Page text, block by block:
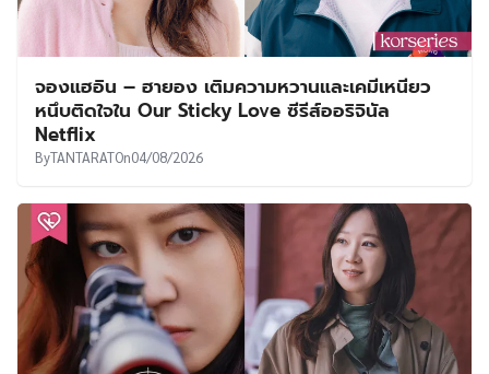
จองแฮอิน – ฮายอง เติมความหวานและเคมีเหนียว
หนึบติดใจใน Our Sticky Love ซีรีส์ออริจินัล
Netflix
ByTANTARATOn04/08/2026